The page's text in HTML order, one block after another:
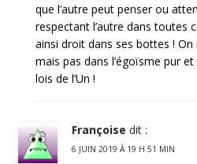
que l’autre peut penser ou
respectant l’autre dans toutes
ainsi droit dans ses bottes !
mais pas dans l’égoïsme pur
lois de l’Un !
Françoise dit :
6 JUIN 2019 À 19 H 51 MIN